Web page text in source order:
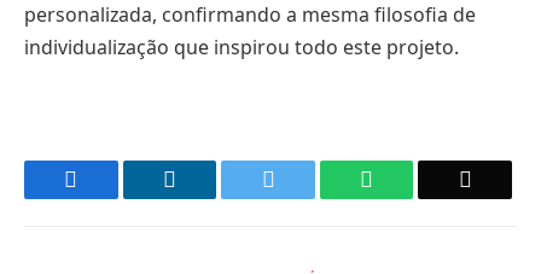
personalizada, confirmando a mesma filosofia de
individualização que inspirou todo este projeto.
WhatsApp